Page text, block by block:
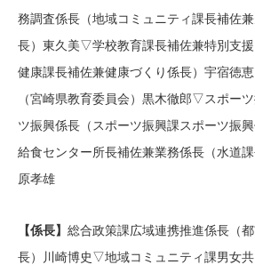
務調査係長（地域コミュニティ課長補佐
長）東久美▽学校教育課長補佐兼特別支
健康課長補佐兼健康づくり係長）宇宿徳
（宮崎県教育委員会）黒木徹郎▽スポー
ツ振興係長（スポーツ振興課スポーツ振
給食センター所長補佐兼業務係長（水道
原孝雄
【係長】 総合政策課広域連携推進係長（
長）川崎博史▽地域コミュニティ課男女